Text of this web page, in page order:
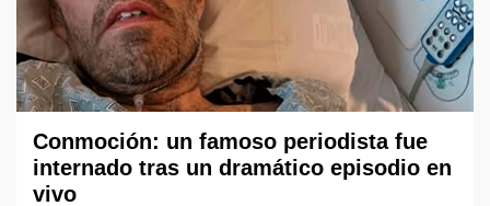
Conmoción: un famoso periodista fue
internado tras un dramático episodio en
vivo